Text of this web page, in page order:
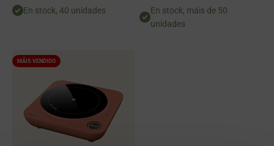
En stock, 40 unidades
En stock, máis de 50
unidades
MÁIS VENDIDO